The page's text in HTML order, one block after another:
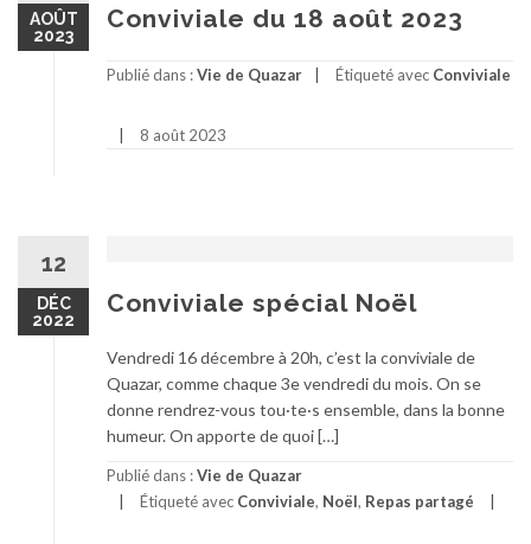
AOÛT
2023
Conviviale du 18 août 2023
Publié dans :Vie de Quazar Étiqueté avec Conviviale
8 août 2023
12
DÉC
2022
Conviviale spécial Noël
Vendredi 16 décembre à 20h, c’est la conviviale de
Quazar, comme chaque 3e vendredi du mois. On se
donne rendrez-vous tou·te·s ensemble, dans la bonne
humeur. On apporte de quoi […]
Publié dans :Vie de Quazar
Étiqueté avec Conviviale, Noël, Repas partagé